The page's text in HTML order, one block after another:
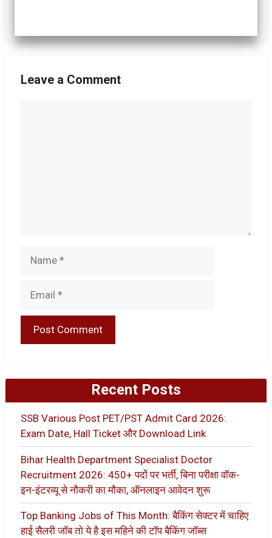
Leave a Comment
Recent Posts
SSB Various Post PET/PST Admit Card 2026:
Exam Date, Hall Ticket और Download Link
Bihar Health Department Specialist Doctor
Recruitment 2026: 450+ पदों पर भर्ती, बिना परीक्षा वॉक-
इन-इंटरव्यू से नौकरी का मौका, ऑनलाइन आवेदन शुरू
Top Banking Jobs of This Month: बैकिंग सेक्टर में चाहिए
हाई सैलरी जॉब तो ये है इस महिने की टॉप बैकिंग जॉब्स